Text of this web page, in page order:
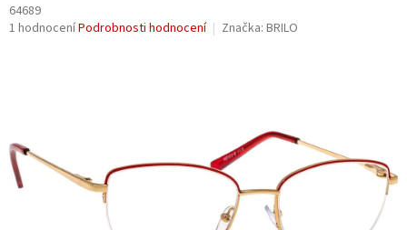
64689
Průměrné
hvězdiček.
1 hodnoceníPodrobnosti hodnocení Značka: BRILO